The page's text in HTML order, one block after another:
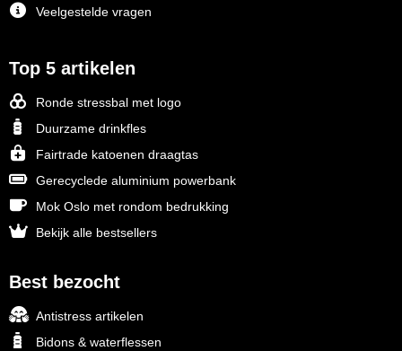
Veelgestelde vragen
Top 5 artikelen
Ronde stressbal met logo
Duurzame drinkfles
Fairtrade katoenen draagtas
Gerecyclede aluminium powerbank
Mok Oslo met rondom bedrukking
Bekijk alle bestsellers
Best bezocht
Antistress artikelen
Bidons & waterflessen